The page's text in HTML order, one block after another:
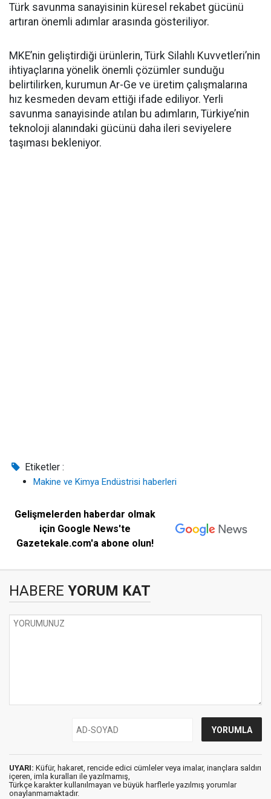
Türk savunma sanayisinin küresel rekabet gücünü
artıran önemli adımlar arasında gösteriliyor.
MKE’nin geliştirdiği ürünlerin, Türk Silahlı Kuvvetleri’nin
ihtiyaçlarına yönelik önemli çözümler sunduğu
belirtilirken, kurumun Ar-Ge ve üretim çalışmalarına
hız kesmeden devam ettiği ifade ediliyor. Yerli
savunma sanayisinde atılan bu adımların, Türkiye’nin
teknoloji alanındaki gücünü daha ileri seviyelere
taşıması bekleniyor.
Etiketler :
Makine ve Kimya Endüstrisi haberleri
Gelişmelerden haberdar olmak
için Google News'te
Gazetekale.com'a abone olun!
HABERE YORUM KAT
UYARI: Küfür, hakaret, rencide edici cümleler veya imalar, inançlara saldırı
içeren, imla kuralları ile yazılmamış,
Türkçe karakter kullanılmayan ve büyük harflerle yazılmış yorumlar
onaylanmamaktadır.